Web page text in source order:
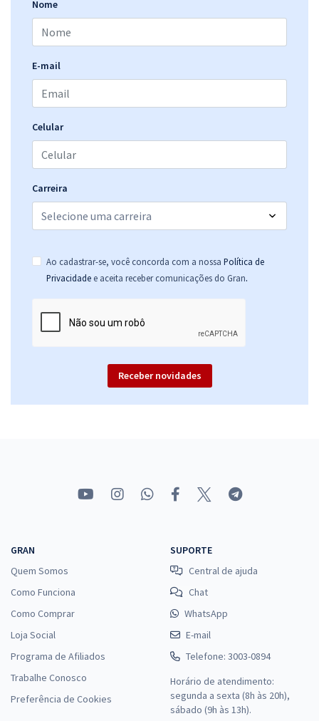
Nome
E-mail
Celular
Carreira
Ao cadastrar-se, você concorda com a nossa Política de
Privacidade e aceita receber comunicações do Gran.
Receber novidades
GRAN
Quem Somos
Como Funciona
Como Comprar
Loja Social
Programa de Afiliados
Trabalhe Conosco
Preferência de Cookies
SUPORTE
Central de ajuda
Chat
WhatsApp
E-mail
Telefone: 3003-0894
Horário de atendimento:
segunda a sexta (8h às 20h),
sábado (9h às 13h).